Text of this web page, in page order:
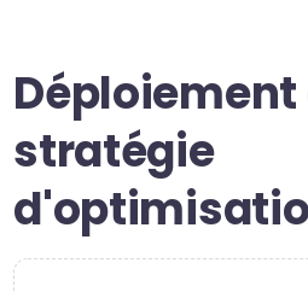
stratégie